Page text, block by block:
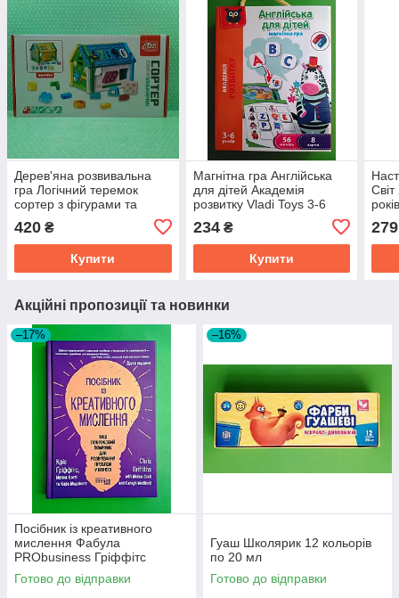
Дерев'яна розвивальна
гра Логічний теремок
сортер з фігурами та
цифрами для дітей FUN
GAME
420 ₴
Купити
Магнітна гра Англійська
для дітей Академія
розвитку Vladi Toys 3-6
234₴
Купити
Акційні пропозиції та новинки
–17%
Посібник із креативного
мислення Фабула
PRObusiness Гріффітс
фіолетова
Готово до відправки
–16%
Гуаш Школярик 12 кольорів
по 20 мл
Готово до відправки